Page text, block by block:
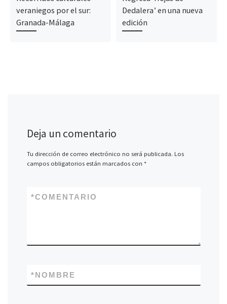
veraniegos por el sur:
Granada-Málaga
Dedalera’ en una nueva
edición
Deja un comentario
Tu dirección de correo electrónico no será publicada. Los
campos obligatorios están marcados con *
COMENTARIO
*
NOMBRE
*